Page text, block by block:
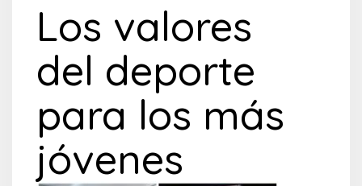
Los valores
del deporte
para los más
jóvenes